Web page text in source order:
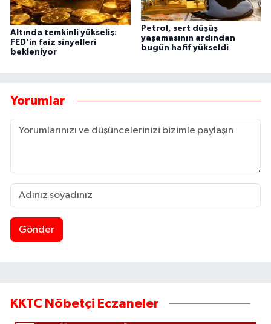
Altında temkinli yükseliş:
FED'in faiz sinyalleri
bekleniyor
Petrol, sert düşüş
yaşamasının ardından
bugün hafif yükseldi
Yorumlar
Gönder
KKTC Nöbetçi Eczaneler